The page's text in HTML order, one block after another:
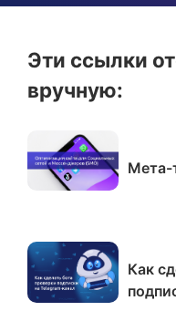
Эти ссылки
вручную:
Мета-
Как